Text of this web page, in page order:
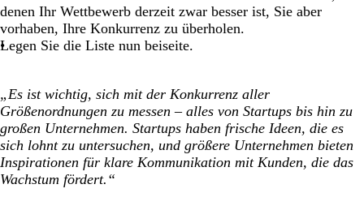
denen Ihr Wettbewerb derzeit zwar besser ist, Sie aber
vorhaben, Ihre Konkurrenz zu überholen.
Legen Sie die Liste nun beiseite.
„Es ist wichtig, sich mit der Konkurrenz aller
Größenordnungen zu messen – alles von Startups bis hin zu
großen Unternehmen. Startups haben frische Ideen, die es
sich lohnt zu untersuchen, und größere Unternehmen bieten
Inspirationen für klare Kommunikation mit Kunden, die das
Wachstum fördert.“